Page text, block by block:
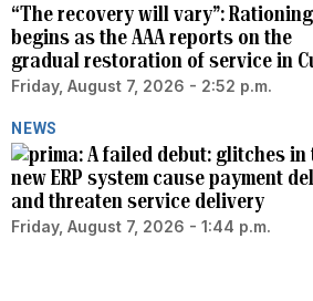
“The recovery will vary”: Rationing
begins as the AAA reports on the
gradual restoration of service in
Friday, August 7, 2026 - 2:52 p.m.
NEWS
A failed debut: glitches in
new ERP system cause payment
and threaten service delivery
Friday, August 7, 2026 - 1:44 p.m.